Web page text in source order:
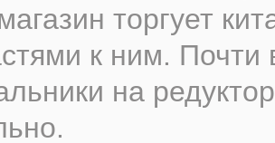
торгует
к ним.
на